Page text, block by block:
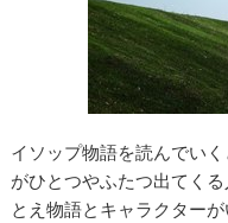
イソップ物語を読んでい
がひとつやふたつ出てく
とえ物語とキャラクター